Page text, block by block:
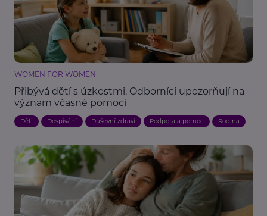
WOMEN FOR WOMEN
Přibývá dětí s úzkostmi. Odborníci upozorňují na
význam včasné pomoci
Děti Dospívání Duševní zdraví Podpora a pomoc Rodina